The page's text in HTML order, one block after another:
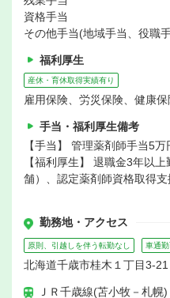
資格手当
その他手当(地域手当、役職
福利厚生
産休・育休取得実績有り
雇用保険、労災保険、健康
手当・福利厚生備考
【手当】 管理薬剤師手当5万
【福利厚生】 退職金3年以
舗）、認定薬剤師資格取得支
勤務地・アクセス
原則、引越しを伴う転勤なし 車通
北海道千歳市桂木１丁目3-21
ＪＲ千歳線(苫小牧－札